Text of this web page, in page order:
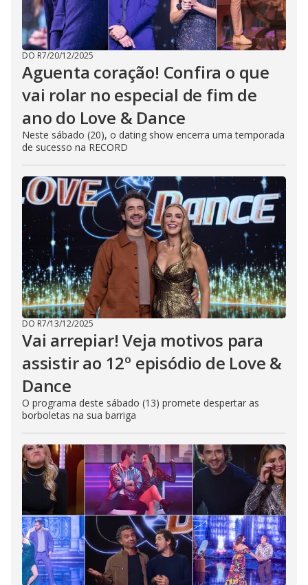
DO R7/20/12/2025
Aguenta coração! Confira o que
vai rolar no especial de fim de
ano do Love & Dance
Neste sábado (20), o dating show encerra uma temporada
de sucesso na RECORD
DO R7/13/12/2025
Vai arrepiar! Veja motivos para
assistir ao 12º episódio de Love &
Dance
O programa deste sábado (13) promete despertar as
borboletas na sua barriga